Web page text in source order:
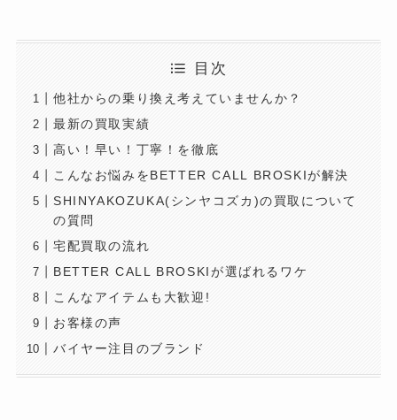
目次
他社からの乗り換え考えていませんか？
最新の買取実績
高い！早い！丁寧！を徹底
こんなお悩みをBETTER CALL BROSKIが解決
SHINYAKOZUKA(シンヤコズカ)の買取について
の質問
宅配買取の流れ
BETTER CALL BROSKIが選ばれるワケ
こんなアイテムも大歓迎!
お客様の声
バイヤー注目のブランド